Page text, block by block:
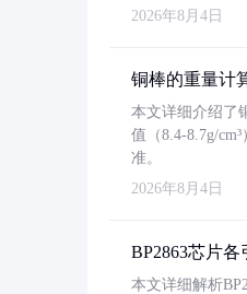
2026年8月4日
铜棒的重量计
本文详细介绍了
值（8.4-8.7g/
准。
2026年8月4日
BP2863芯片各
本文详细解析